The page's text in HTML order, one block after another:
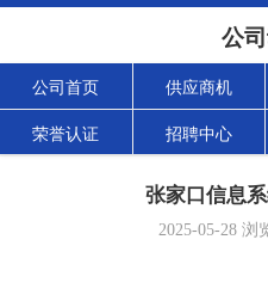
公
公司首页 供应商机
荣誉认证 招聘中心
张家口信息
2025-05-28 浏